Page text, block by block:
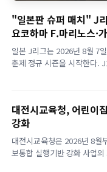
"일본판 슈퍼 매치" J
요코하마 F.마리노스·
일본 J리그는 2026년 8월 7
춘제 정규 시즌을 시작한다.
기에 들어가 2027년 2월
대전시교육청, 어린이
강화
대전시교육청은 2026년 8월
보통합 실행기반 강화 사업
동으로 점검하고 나머지 21